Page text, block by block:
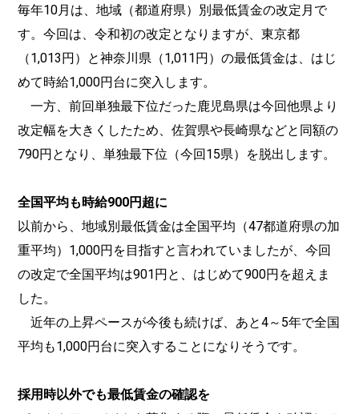
毎年10月は、地域（都道府県）別最低賃金の改定月で
す。今回は、令和初の改定となりますが、東京都
（1,013円）と神奈川県（1,011円）の最低賃金は、はじ
めて時給1,000円台に突入します。
一方、前回単独最下位だった鹿児島県は今回他県より
改定幅を大きくしたため、佐賀県や長崎県などと同額の
790円となり、単独最下位（今回15県）を脱出します。
全国平均も時給900円超に
以前から、地域別最低賃金は全国平均（47都道府県の加
重平均）1,000円を目指すと言われていましたが、今回
の改定で全国平均は901円と、はじめて900円を超えま
した。
近年の上昇ペースが今後も続けば、あと4～5年で全国
平均も1,000円台に突入することになりそうです。
採用時以外でも最低賃金の確認を